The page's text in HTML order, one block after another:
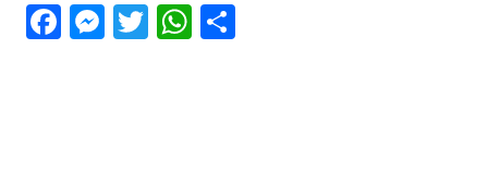
Facebook
Messenger
TwitterWhatsApp